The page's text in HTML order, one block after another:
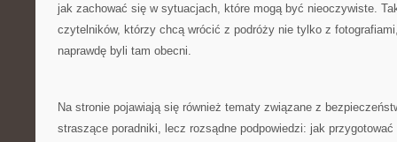
jak zachować się w sytuacjach, które mogą być nieoczywiste.
czytelników, którzy chcą wrócić z podróży nie tylko z
naprawdę byli tam obecni.
Na stronie pojawiają się również tematy związane z
straszące poradniki, lecz rozsądne podpowiedzi: jak